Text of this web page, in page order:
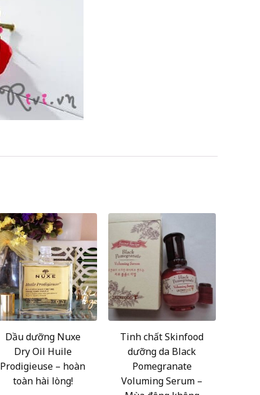
Dầu dưỡng Nuxe
Dry Oil Huile
Prodigieuse – hoàn
toàn hài lòng!
Tinh chất Skinfood
dưỡng da Black
Pomegranate
Voluming Serum –